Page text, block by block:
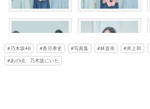
乃木坂46 香月孝史 写真集 林直幸 井上和
あの頃、乃木坂にいた